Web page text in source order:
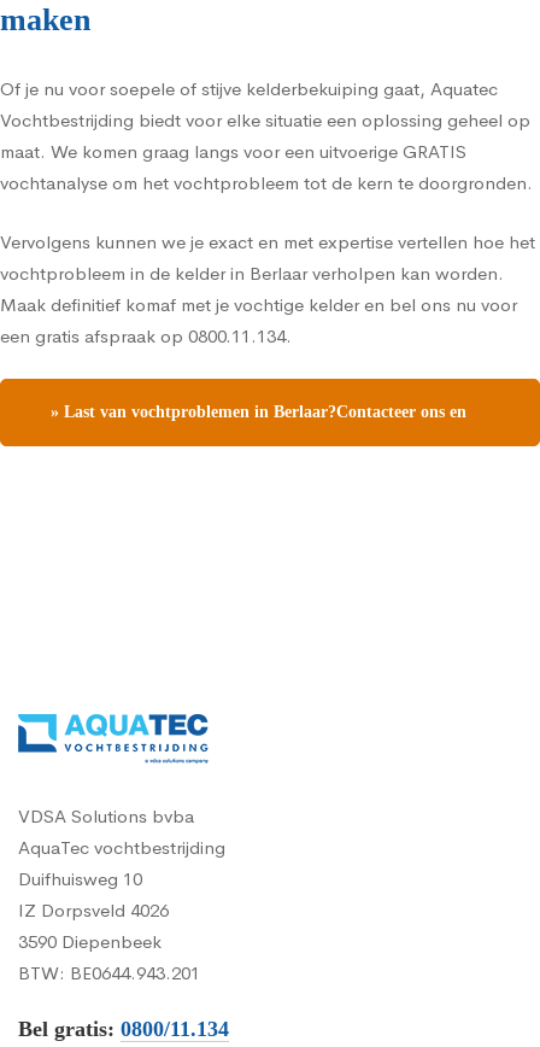
maken
Of je nu voor soepele of stijve kelderbekuiping gaat, Aquatec
Vochtbestrijding biedt voor elke situatie een oplossing geheel op
maat. We komen graag langs voor een uitvoerige GRATIS
vochtanalyse om het vochtprobleem tot de kern te doorgronden.
Vervolgens kunnen we je exact en met expertise vertellen hoe het
vochtprobleem in de kelder in Berlaar verholpen kan worden.
Maak definitief komaf met je vochtige kelder en bel ons nu voor
een gratis afspraak op 0800.11.134.
» Last van vochtproblemen in Berlaar?Contacteer ons en
VDSA Solutions bvba
AquaTec vochtbestrijding
Duifhuisweg 10
IZ Dorpsveld 4026
3590 Diepenbeek
BTW: BE0644.943.201
Bel gratis: 0800/11.134